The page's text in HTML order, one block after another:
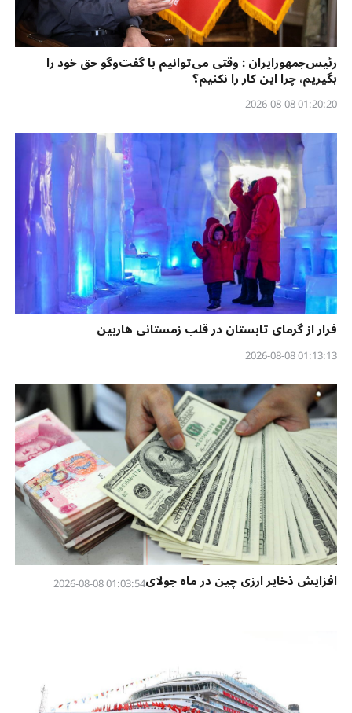
رئیس‌جمهورایران : وقتی می‌توانیم با گفت‌وگو حق خود را
بگیریم، چرا این کار را نکنیم؟
01:20:20 2026-08-08
فرار از گرمای تابستان در قلب زمستانی هاربین
01:13:13 2026-08-08
افزایش ذخایر ارزی چین در ماه جولای01:03:54 2026-08-08